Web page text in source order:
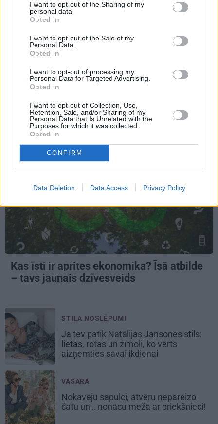
I want to opt-out of the Sharing of my
personal data.
Opted In
I want to opt-out of the Sale of my
Personal Data.
Opted In
I want to opt-out of processing my
Personal Data for Targeted Advertising.
Opted In
I want to opt-out of Collection, Use,
Retention, Sale, and/or Sharing of my
Personal Data that Is Unrelated with the
Purposes for which it was collected.
Opted In
CONFIRM
Data Deletion Data Access Privacy Policy
INTERVIJA
Grūtāk par atkailināšanos ir
Kreile par depresiju, mobingu un
ceļu līdz lielajām lomām
DOMĀT ZAĻI
Kas īsti ir aprites ekonomika? Īsā atbilde
– tavs jaunais dzīvesveids
STILA NOSLĒPUMI
Ja tev patīk Natālijas Jansones stils:
lietas, rotas un zīmoli, ko vērts
aizņemties savai ikdienai
VASARA
Nokavēju sapulci, atvēru nepareizo
čatu un… nonācu mežā ar priekšnieci!